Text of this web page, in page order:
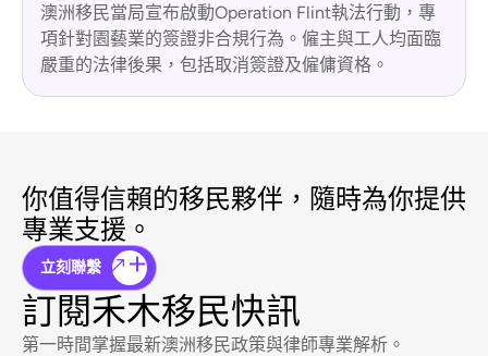
澳洲移民當局宣布啟動Operation Flint執法行動，專
項針對園藝業的簽證非合規行為。僱主與工人均面臨
嚴重的法律後果，包括取消簽證及僱傭資格。
你值得信賴的移民夥伴，隨時為你提供
專業支援。
立刻聯繫
訂閱禾木移民快訊
第一時間掌握最新澳洲移民政策與律師專業解析。